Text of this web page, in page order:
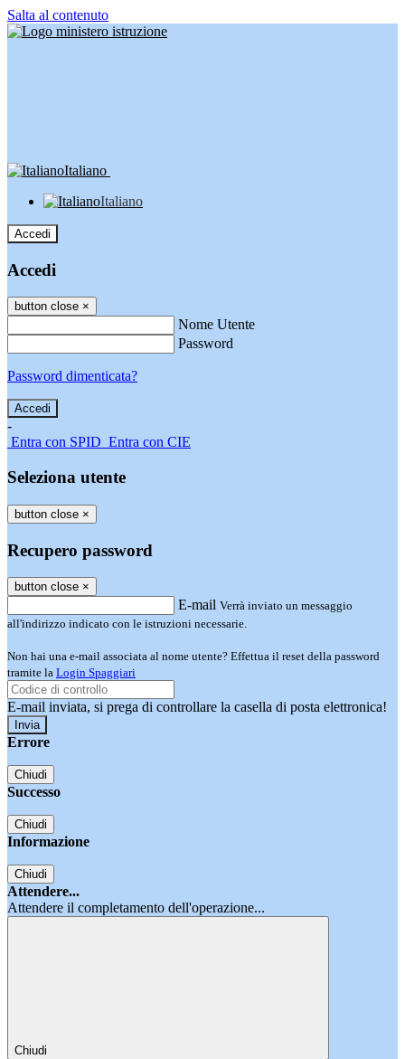
Salta al contenuto
Italiano
Italiano
Accedi
Accedi
button close ×
Nome Utente
Password
Password dimenticata?
-
Entra con SPID Entra con CIE
Seleziona utente
button close ×
Recupero password
button close ×
E-mail Verrà inviato un messaggio
all'indirizzo indicato con le istruzioni necessarie.
Non hai una e-mail associata al nome utente? Effettua il reset della password
tramite la Login Spaggiari
E-mail inviata, si prega di controllare la casella di posta elettronica!
Errore
Chiudi
Successo
Chiudi
Informazione
Chiudi
Attendere...
Attendere il completamento dell'operazione...
Chiudi